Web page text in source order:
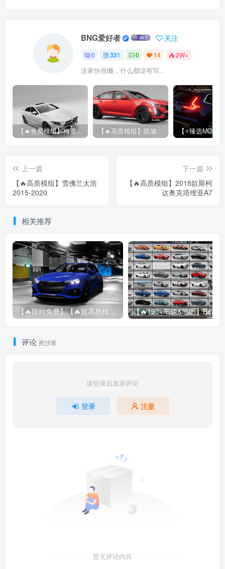
BNG爱好者 关注
0 331 0 14 2W+
这家伙很懒，什么都没有写...
【🔥免费模组】梅赛德斯-奔驰CLS53 [免费] 【🔥高质模组】凯迪拉克 CT5 2020
上一篇
【🔥高质模组】雪佛兰太浩
2015-2020
下一篇
【🔥高质模组】2018款斯柯
达奥克塔维亚A7
相关推荐
【🔥限时免费】【🔥超高质模组】2022 奥迪 A4/S4/RS4 Avant 2.61
评论 抢沙发
请登录后发表评论
登录 注册
暂无评论内容